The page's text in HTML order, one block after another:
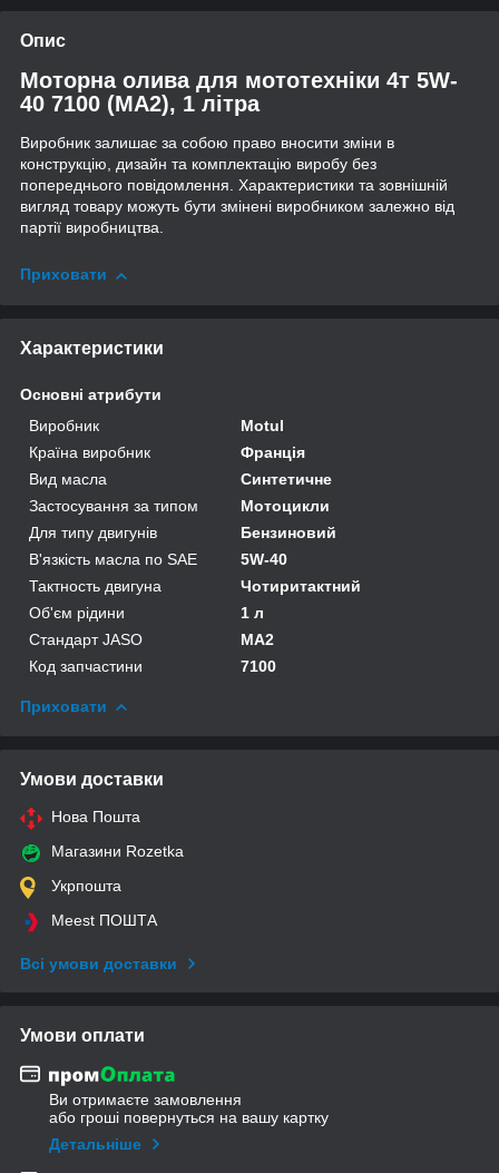
Опис
Моторна олива для мототехніки 4т 5W-
40 7100 (MA2), 1 літра
Виробник залишає за собою право вносити зміни в
конструкцію, дизайн та комплектацію виробу без
попереднього повідомлення. Характеристики та зовнішній
вигляд товару можуть бути змінені виробником залежно від
партії виробництва.
Приховати
Характеристики
Основні атрибути
Виробник
Motul
Країна виробник
Франція
Вид масла
Синтетичне
Застосування за типом
Мотоцикли
Для типу двигунів
Бензиновий
В'язкість масла по SAE
5W-40
Тактность двигуна
Чотиритактний
Об'єм рідини
1 л
Стандарт JASO
MA2
Код запчастини
7100
Приховати
Умови доставки
Нова Пошта
Магазини Rozetka
Укрпошта
Meest ПОШТА
Всі умови доставки
Умови оплати
Ви отримаєте замовлення
або гроші повернуться на вашу картку
Детальніше